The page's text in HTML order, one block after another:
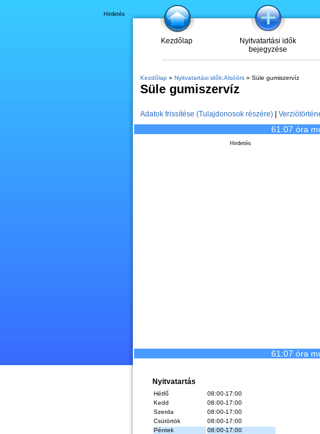
Kezdőlap
Nyitvatartási idők
bejegyzése
Hirdetés
Kezdőlap» Nyitvatartási idők:Alsóörs» Süle gumiszervíz
Süle gumiszervíz
Adatok frissítése (Tulajdonosok részére)|
61:07 óra
Hirdetés
61:07 óra
Nyitvatartás
Hétfő
08:00-17:00
Kedd
08:00-17:00
Szerda
08:00-17:00
Csütörtök
08:00-17:00
Péntek
08:00-17:00